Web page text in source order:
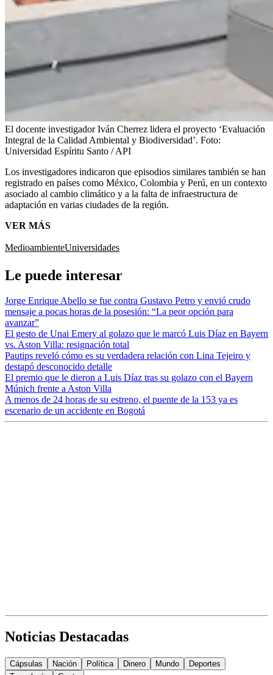
El docente investigador Iván Cherrez lidera el proyecto ‘Evaluación
Integral de la Calidad Ambiental y Biodiversidad’. Foto:
Universidad Espíritu Santo / API
Los investigadores indicaron que episodios similares también se han
registrado en países como México, Colombia y Perú, en un contexto
asociado al cambio climático y a la falta de infraestructura de
adaptación en varias ciudades de la región.
VER MÁS
MedioambienteUniversidades
Le puede interesar
Jorge Enrique Abello se fue contra Gustavo Petro y envió crudo
mensaje a pocas horas de la posesión: “La peor opción para
avanzar”
El gesto de Unai Emery al golazo que le marcó Luis Díaz en Bayern
vs. Aston Villa: resignación total
Pautips reveló cómo es su verdadera relación con Lina Tejeiro y
destapó desconocido detalle
El premio que le dieron a Luis Díaz tras su golazo con el Bayern
Múnich frente a Aston Villa
A menos de 24 horas de su estreno, el puente de la 153 ya es
escenario de un accidente en Bogotá
Noticias Destacadas
Cápsulas Nación Política Dinero Mundo
Deportes